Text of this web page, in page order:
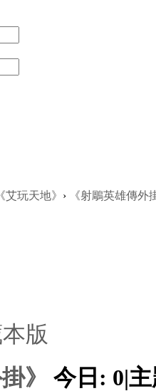
《艾玩天地》 › 《射鵰英雄傳外
版
》
今日: 0|